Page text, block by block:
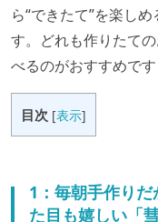
ら“できたて”を楽し
す。どれも作りたて
べるのがおすすめです
目次 [表示]
1：毎朝手作り
た目も嬉しい「